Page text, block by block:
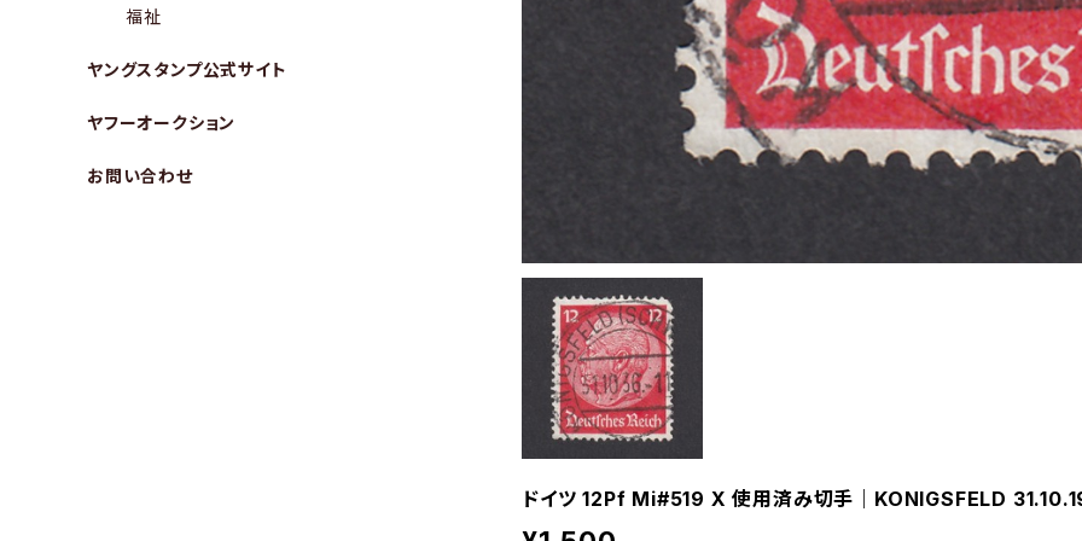
ドイツ 12Pf Mi#519 X 使用済み切手｜KONIGSFELD
福祉
ヤングスタンプ公式サイト
ヤフーオークション
お問い合わせ